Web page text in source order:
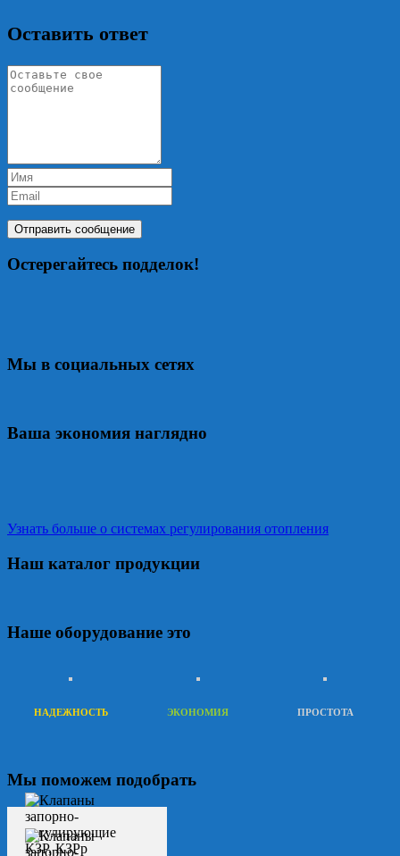
Оставить ответ
Остерегайтесь подделок!
Мы в социальных сетях
Ваша экономия наглядно
Узнать больше о системах регулирования отопления
Наш каталог продукции
Наше оборудование это
НАДЕЖНОСТЬ ЭКОНОМИЯ ПРОСТОТА
Мы поможем подобрать